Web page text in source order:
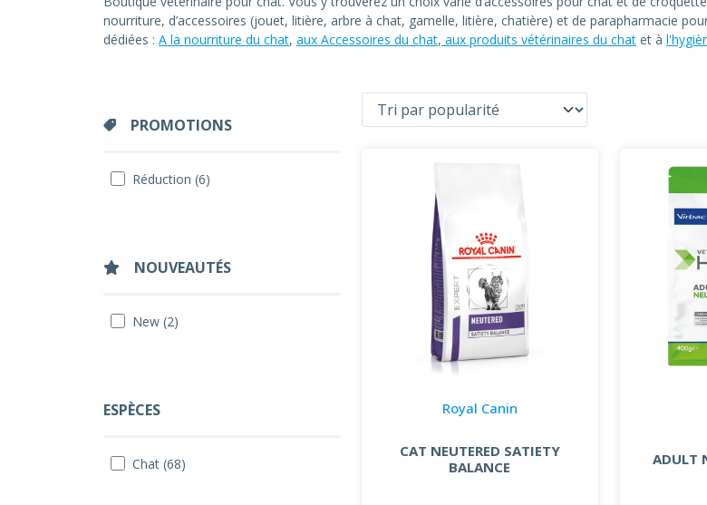
nourriture, d’accessoires (jouet, litière, arbre à chat, gamelle, litière, chatière) et de parapharmacie
dédiées : A la nourriture du chat, aux Accessoires du chat, aux produits vétérinaires du chat et à
PROMOTIONS
Réduction (6)
NOUVEAUTÉS
New (2)
ESPÈCES
Chat (68)
Royal Canin
CAT NEUTERED SATIETY
BALANCE
ADULT